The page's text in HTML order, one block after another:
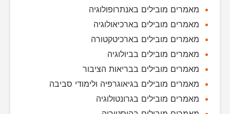
מאמרים מובילים באנתרופולוגיה
מאמרים מובילים בארכיאולוגיה
מאמרים מובילים בארכיטקטורה
מאמרים מובילים בביולוגיה
מאמרים מובילים בבריאות הציבור
מאמרים מובילים בגיאוגרפיה ולימודי סביבה
מאמרים מובילים בגרונטולוגיה